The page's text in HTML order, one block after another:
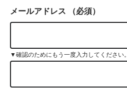
メールアドレス （必須）
▼確認のためにもう一度入力してください。